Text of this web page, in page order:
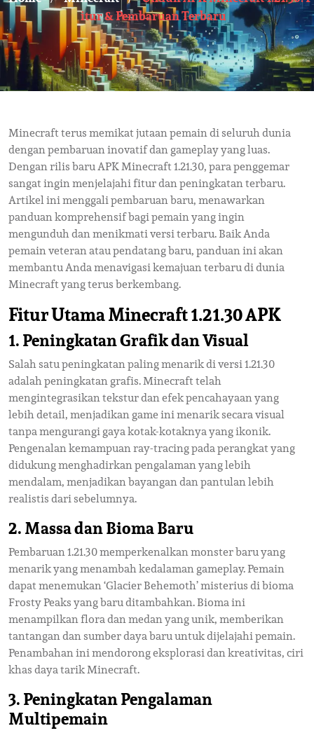
Itur & Pembaruan Terbaru
Minecraft terus memikat jutaan pemain di seluruh dunia
dengan pembaruan inovatif dan gameplay yang luas.
Dengan rilis baru APK Minecraft 1.21.30, para penggemar
sangat ingin menjelajahi fitur dan peningkatan terbaru.
Artikel ini menggali pembaruan baru, menawarkan
panduan komprehensif bagi pemain yang ingin
mengunduh dan menikmati versi terbaru. Baik Anda
pemain veteran atau pendatang baru, panduan ini akan
membantu Anda menavigasi kemajuan terbaru di dunia
Minecraft yang terus berkembang.
Fitur Utama Minecraft 1.21.30 APK
1. Peningkatan Grafik dan Visual
Salah satu peningkatan paling menarik di versi 1.21.30
adalah peningkatan grafis. Minecraft telah
mengintegrasikan tekstur dan efek pencahayaan yang
lebih detail, menjadikan game ini menarik secara visual
tanpa mengurangi gaya kotak-kotaknya yang ikonik.
Pengenalan kemampuan ray-tracing pada perangkat yang
didukung menghadirkan pengalaman yang lebih
mendalam, menjadikan bayangan dan pantulan lebih
realistis dari sebelumnya.
2. Massa dan Bioma Baru
Pembaruan 1.21.30 memperkenalkan monster baru yang
menarik yang menambah kedalaman gameplay. Pemain
dapat menemukan ‘Glacier Behemoth’ misterius di bioma
Frosty Peaks yang baru ditambahkan. Bioma ini
menampilkan flora dan medan yang unik, memberikan
tantangan dan sumber daya baru untuk dijelajahi pemain.
Penambahan ini mendorong eksplorasi dan kreativitas, ciri
khas daya tarik Minecraft.
3. Peningkatan Pengalaman
Multipemain